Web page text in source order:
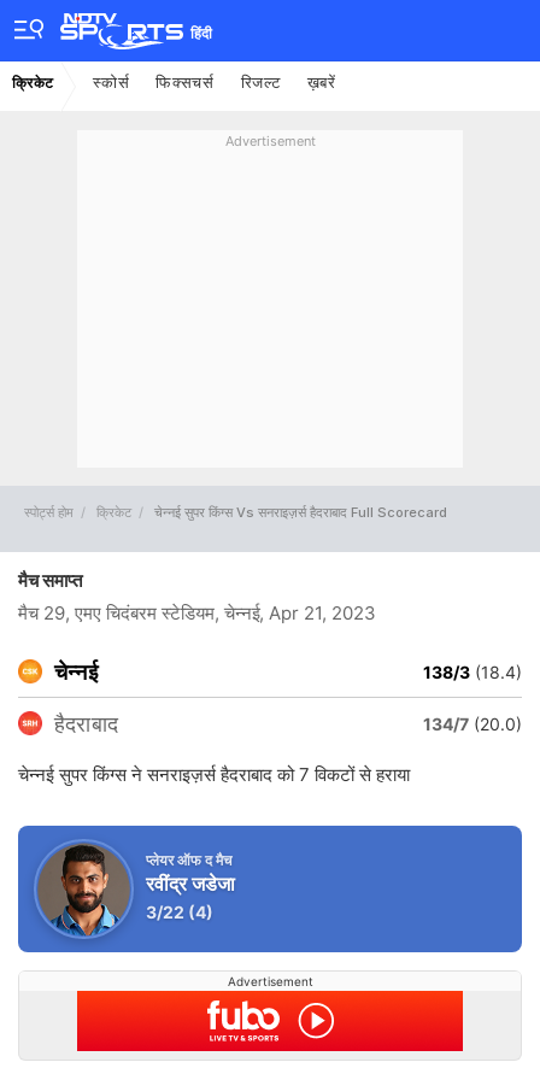
हिंदी
क्रिकेट स्कोर्स फिक्सचर्स रिजल्ट ख़बरें
Advertisement
स्पोर्ट्स होम क्रिकेट चेन्नई सुपर किंग्स Vs सनराइज़र्स हैदराबाद Full Scorecard
मैच समाप्त
मैच 29, एमए चिदंबरम स्टेडियम, चेन्नई, Apr 21, 2023
चेन्नई 138/3 (18.4)
हैदराबाद 134/7 (20.0)
चेन्नई सुपर किंग्स ने सनराइज़र्स हैदराबाद को 7 विकटों से हराया
प्लेयर ऑफ द मैच
रवींद्र जडेजा
3/22 (4)
Advertisement